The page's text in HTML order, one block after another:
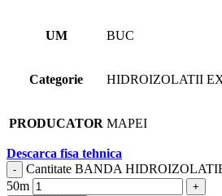
UM BUC
Categorie HIDROIZOLATII
PRODUCATOR MAPEI
Descarca fisa tehnica
Cantitate BANDA
50m